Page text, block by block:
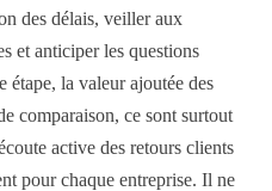
des délais, veiller aux
et anticiper les questions
étape, la valeur ajoutée des
comparaison, ce sont surtout
active des retours clients
pour chaque entreprise. Il ne